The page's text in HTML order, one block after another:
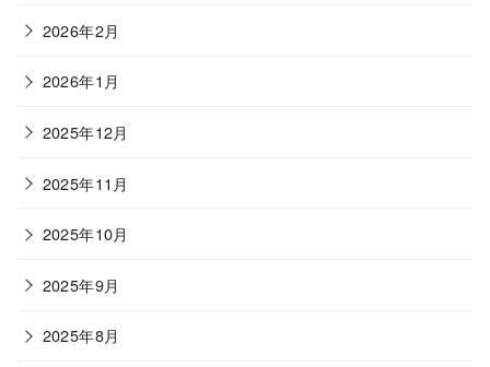
2026年2月
2026年1月
2025年12月
2025年11月
2025年10月
2025年9月
2025年8月